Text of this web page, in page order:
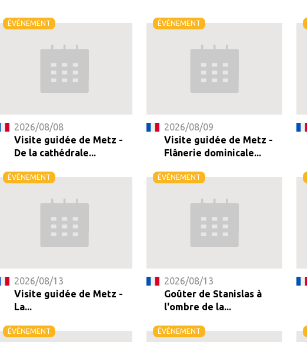
ÉVÉNEMENT
2026/08/08
Visite guidée de Metz -
De la cathédrale...
ÉVÉNEMENT
2026/08/09
Visite guidée de Metz -
Flânerie dominicale...
ÉVÉNEMENT
2026/08/13
Visite guidée de Metz -
La...
ÉVÉNEMENT
2026/08/13
Goûter de Stanislas à
l'ombre de la...
ÉVÉNEMENT ÉVÉNEMENT